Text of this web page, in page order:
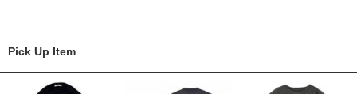
Pick Up Item